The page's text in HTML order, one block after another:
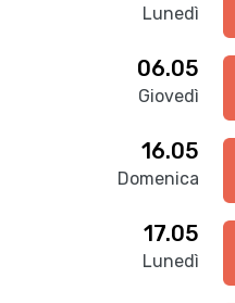
Lunedì
06.05
Giovedì
16.05
Domenica
17.05
Lunedì